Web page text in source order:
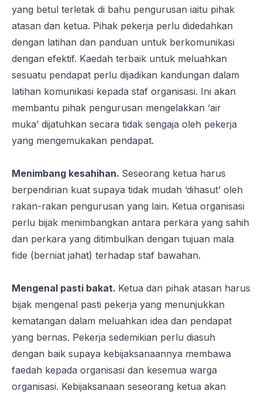
yang betul terletak di bahu pengurusan iaitu pihak
atasan dan ketua. Pihak pekerja perlu didedahkan
dengan latihan dan panduan untuk berkomunikasi
dengan efektif. Kaedah terbaik untuk meluahkan
sesuatu pendapat perlu dijadikan kandungan dalam
latihan komunikasi kepada staf organisasi. Ini akan
membantu pihak pengurusan mengelakkan ‘air
muka’ dijatuhkan secara tidak sengaja oleh pekerja
yang mengemukakan pendapat.
Menimbang kesahihan. Seseorang ketua harus
berpendirian kuat supaya tidak mudah ‘dihasut’ oleh
rakan-rakan pengurusan yang lain. Ketua organisasi
perlu bijak menimbangkan antara perkara yang sahih
dan perkara yang ditimbulkan dengan tujuan mala
fide (berniat jahat) terhadap staf bawahan.
Mengenal pasti bakat. Ketua dan pihak atasan harus
bijak mengenal pasti pekerja yang menunjukkan
kematangan dalam meluahkan idea dan pendapat
yang bernas. Pekerja sedemikian perlu diasuh
dengan baik supaya kebijaksanaannya membawa
faedah kepada organisasi dan kesemua warga
organisasi. Kebijaksanaan seseorang ketua akan